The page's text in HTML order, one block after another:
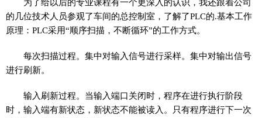
为了给以后的专业课程有一个更深入的认识，我还跟着公司
的几位技术人员参观了车间的总控制室，了解了PLC的.基本工作
原理：PLC采用“顺序扫描，不断循环”的工作方式。
每次扫描过程。集中对输入信号进行采样。集中对输出信号
进行刷新。
输入刷新过程。当输入端口关闭时，程序在进行执行阶段
时，输入端有新状态，新状态不能被读入。只有程序进行下一次